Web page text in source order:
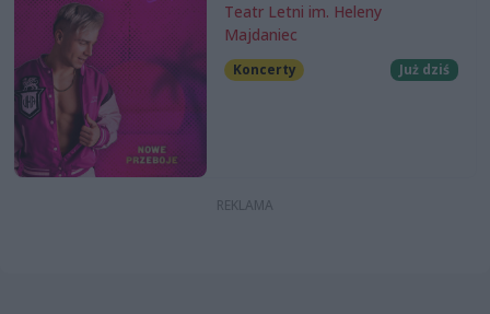
Teatr Letni im. Heleny
Majdaniec
Koncerty Już dziś